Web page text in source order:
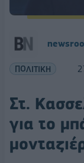
ΠΟΛΙΤΙΚΗ
Στ.
για το